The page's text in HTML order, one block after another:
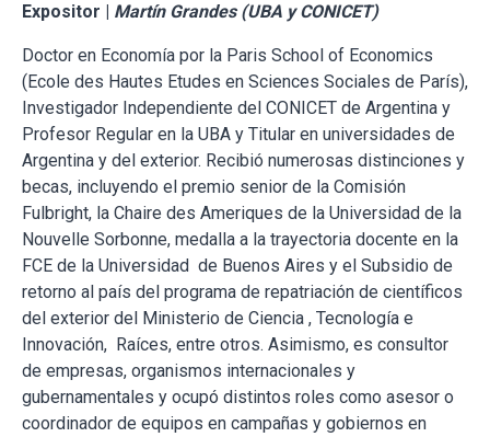
Expositor | Martín Grandes (UBA y CONICET)
Doctor en Economía por la Paris School of Economics
(Ecole des Hautes Etudes en Sciences Sociales de París),
Investigador Independiente del CONICET de Argentina y
Profesor Regular en la UBA y Titular en universidades de
Argentina y del exterior. Recibió numerosas distinciones y
becas, incluyendo el premio senior de la Comisión
Fulbright, la Chaire des Ameriques de la Universidad de la
Nouvelle Sorbonne, medalla a la trayectoria docente en la
FCE de la Universidad de Buenos Aires y el Subsidio de
retorno al país del programa de repatriación de científicos
del exterior del Ministerio de Ciencia , Tecnología e
Innovación, Raíces, entre otros. Asimismo, es consultor
de empresas, organismos internacionales y
gubernamentales y ocupó distintos roles como asesor o
coordinador de equipos en campañas y gobiernos en